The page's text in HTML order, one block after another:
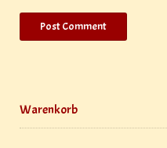
Warenkorb